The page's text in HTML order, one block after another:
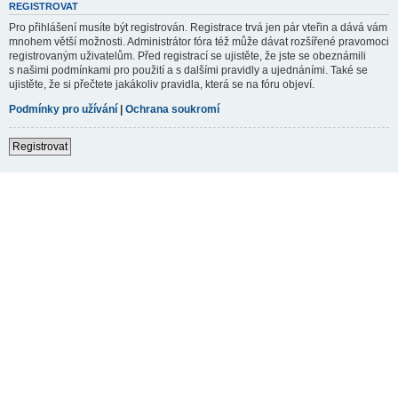
REGISTROVAT
Pro přihlášení musíte být registrován. Registrace trvá jen pár vteřin a dává vám
mnohem větší možnosti. Administrátor fóra též může dávat rozšířené pravomoci
registrovaným uživatelům. Před registrací se ujistěte, že jste se obeznámili
s našimi podmínkami pro použití a s dalšími pravidly a ujednáními. Také se
ujistěte, že si přečtete jakákoliv pravidla, která se na fóru objeví.
Podmínky pro užívání | Ochrana soukromí
Registrovat